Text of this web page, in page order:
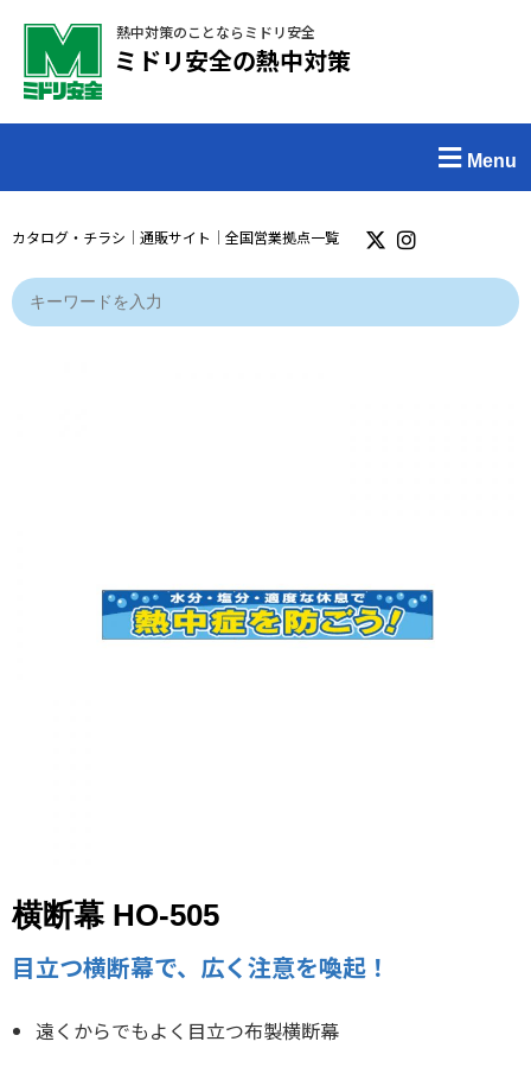
熱中対策のことならミドリ安全
ミドリ安全の熱中対策
Menu
カタログ・チラシ ｜ 通販サイト ｜ 全国営業拠点一覧
横断幕 HO-505
目立つ横断幕で、広く注意を喚起！
遠くからでもよく目立つ布製横断幕